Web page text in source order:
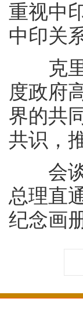
重视中
中印关
克里
度政府
界的共
共识，
会谈
总理直
纪念画